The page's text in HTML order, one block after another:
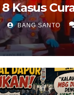
Kasus
BANG SANTO